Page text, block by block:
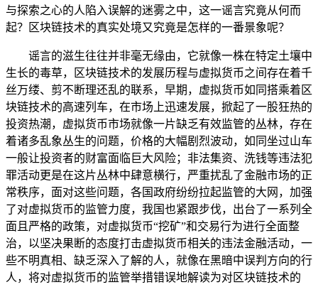
与探索之心的人陷入误解的迷雾之中，这一谣言究竟从何而
起？区块链技术的真实处境又究竟是怎样的一番景象呢？
谣言的滋生往往并非毫无缘由，它就像一株在特定土壤中
生长的毒草，区块链技术的发展历程与虚拟货币之间存在着千
丝万缕、剪不断理还乱的联系，早期，虚拟货币如同搭乘着区
块链技术的高速列车，在市场上迅速发展，掀起了一股狂热的
投资热潮，虚拟货币市场就像一片缺乏有效监管的丛林，存在
着诸多乱象丛生的问题，价格的大幅剧烈波动，如同坐过山车
一般让投资者的财富面临巨大风险；非法集资、洗钱等违法犯
罪活动更是在这片丛林中肆意横行，严重扰乱了金融市场的正
常秩序，面对这些问题，各国政府纷纷拉起监管的大网，加强
了对虚拟货币的监管力度，我国也紧跟步伐，出台了一系列全
面且严格的政策，对虚拟货币“挖矿”和交易行为进行全面整
治，以坚决果断的态度打击虚拟货币相关的违法金融活动，一
些不明真相、缺乏深入了解的人，就像在黑暗中误判方向的行
人，将对虚拟货币的监管举措错误地解读为对区块链技术的